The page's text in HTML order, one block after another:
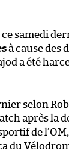
ce samedi
à cause des
a été
selon
après la
de
du